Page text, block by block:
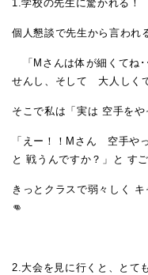
1.学校の先生に驚かれる！
個人懇談で先生から言われ
「Mさんは体が細くてね･
せんし、そして 大人しく
そこで私は「実は 空手をや
「えー！！Мさん 空手や
と 戦うんですか？」と す
きっとクラスで弱々しく
👊
2.大会を見に行くと、とて